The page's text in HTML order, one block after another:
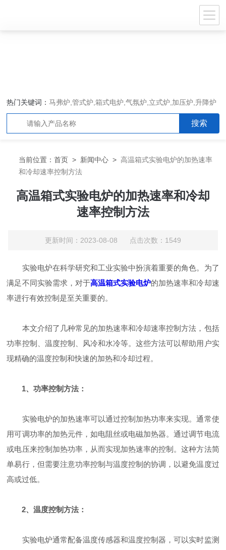
热门关键词：马弗炉,管式炉,箱式电炉,气氛炉,立式炉,加压炉,升降炉
当前位置：首页 > 新闻中心 > 高温箱式实验电炉的加热速率
和冷却速率控制方法
高温箱式实验电炉的加热速率和冷却
速率控制方法
更新时间：2023-08-08 点击次数：1549
实验电炉在科学研究和工业实验中扮演着重要的角色。为了
满足不同实验需求，对于高温箱式实验电炉的加热速率和冷却速
率进行有效控制是至关重要的。
本文介绍了几种常见的加热速率和冷却速率控制方法，包括
功率控制、温度控制、风冷和水冷等。这些方法可以帮助用户实
现精确的温度控制和快速的加热和冷却过程。
1、功率控制方法：
实验电炉的加热速率可以通过控制加热功率来实现。通常使
用可调功率的加热元件，如电阻丝或电磁加热器。通过调节电流
或电压来控制加热功率，从而实现加热速率的控制。这种方法简
单易行，但需要注意功率控制与温度控制的协调，以避免温度过
高或过低。
2、温度控制方法：
实验电炉通常配备温度传感器和温度控制器，可以实时监测